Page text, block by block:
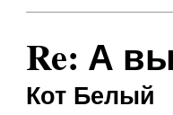
Re: А
Кот Белый